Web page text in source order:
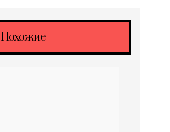
Похожие